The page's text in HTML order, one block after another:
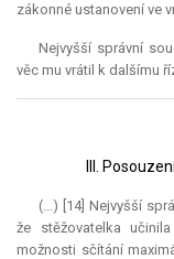
zákonné ustanovení ve
Nejvyšší správní
věc mu vrátil k dalšímu
III.
(...) [14] Nejvyšší
že stěžovatelka
možnosti sčítání